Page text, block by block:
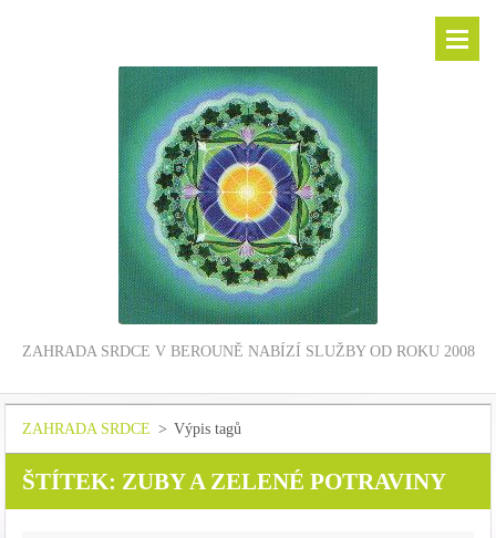
ZAHRADA SRDCE V BEROUNĚ NABÍZÍ SLUŽBY OD ROKU 2008
ZAHRADA SRDCE > Výpis tagů
ŠTÍTEK: ZUBY A ZELENÉ POTRAVINY